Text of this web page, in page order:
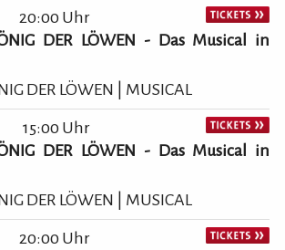
20:00 Uhr
DER LÖWEN - Das Musical in
DER LÖWEN | MUSICAL
15:00 Uhr
DER LÖWEN - Das Musical in
DER LÖWEN | MUSICAL
20:00 Uhr